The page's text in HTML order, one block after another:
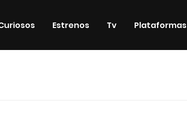
Estrenos Tv Plataformas